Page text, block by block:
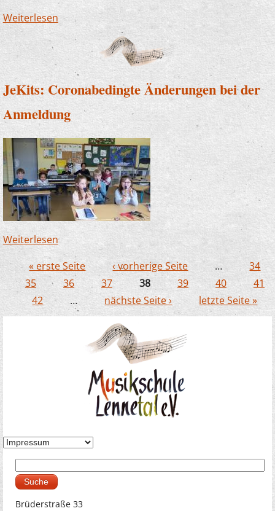
Weiterlesen über Vorstand beschließt
Gebührenerstattung
JeKits: Coronabedingte Änderungen bei der
Anmeldung
Weiterlesenüber JeKits: Coronabedingte Änderungen bei
der Anmeldung
Seiten
« erste Seite ‹ vorherige Seite …
34
35
36 37 38 39 40
41
42
… nächste Seite › letzte Seite »
Suchformular
Brüderstraße 33